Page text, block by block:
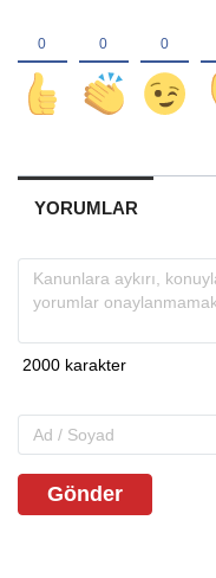
YORUMLAR
Gönder